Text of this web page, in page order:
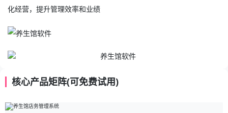
化经营，提升管理效率和业绩
核心产品矩阵(可免费试用)